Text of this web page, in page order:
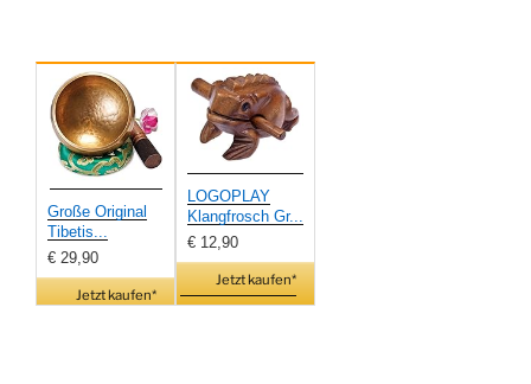
Große Original
Tibetis...
€ 29,90
Jetzt kaufen*
LOGOPLAY
Klangfrosch Gr...
€ 12,90
Jetzt kaufen*